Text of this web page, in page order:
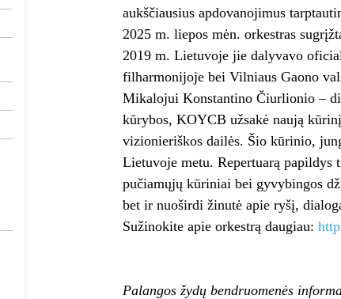
aukščiausius apdovanojimus
2025 m. liepos mėn. orkestras
2019 m. Lietuvoje jie dalyvavo
filharmonijoje bei Vilniaus Gaono
Mikalojui Konstantino Čiurlionio –
kūrybos, KOYCB užsakė naują
vizionieriškos dailės. Šio kūrinio,
Lietuvoje metu. Repertuarą
pučiamųjų kūriniai bei gyvybingos
bet ir nuoširdi žinutė apie ryšį,
Sužinokite apie orkestrą daugiau:
Palangos žydų bendruomenės